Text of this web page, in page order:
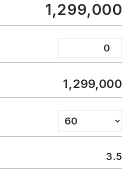
1,299,000
1,299,000
3.5